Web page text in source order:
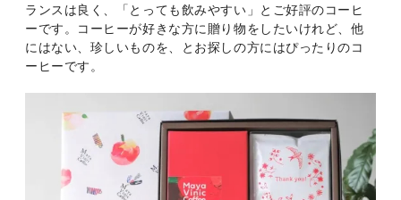
ランスは良く、「とっても飲みやすい」とご好評のコーヒ
ーです。コーヒーが好きな方に贈り物をしたいけれど、他
にはない、珍しいものを、とお探しの方にはぴったりのコ
ーヒーです。